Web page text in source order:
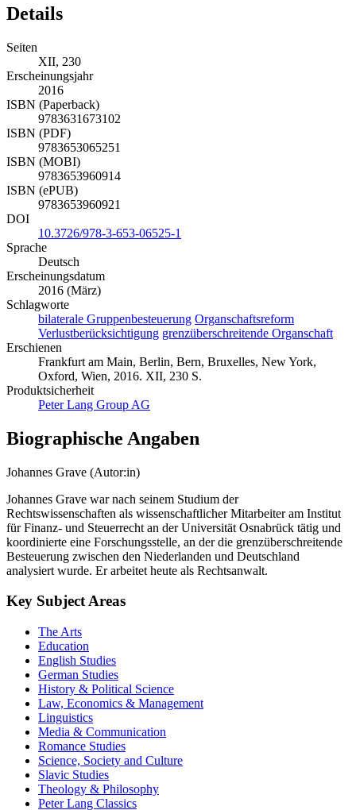
Details
Seiten
XII, 230
Erscheinungsjahr
2016
ISBN (Paperback)
9783631673102
ISBN (PDF)
9783653065251
ISBN (MOBI)
9783653960914
ISBN (ePUB)
9783653960921
DOI
10.3726/978-3-653-06525-1
Sprache
Deutsch
Erscheinungsdatum
2016 (März)
Schlagworte
bilaterale Gruppenbesteuerung Organschaftsreform
Verlustberücksichtigung grenzüberschreitende Organschaft
Erschienen
Frankfurt am Main, Berlin, Bern, Bruxelles, New York,
Oxford, Wien, 2016. XII, 230 S.
Produktsicherheit
Peter Lang Group AG
Biographische Angaben
Johannes Grave (Autor:in)
Johannes Grave war nach seinem Studium der
Rechtswissenschaften als wissenschaftlicher Mitarbeiter am Institut
für Finanz- und Steuerrecht an der Universität Osnabrück tätig und
koordinierte eine Forschungsstelle, an der die grenzüberschreitende
Besteuerung zwischen den Niederlanden und Deutschland
analysiert wurde. Er arbeitet heute als Rechtsanwalt.
Key Subject Areas
The Arts
Education
English Studies
German Studies
History & Political Science
Law, Economics & Management
Linguistics
Media & Communication
Romance Studies
Science, Society and Culture
Slavic Studies
Theology & Philosophy
Peter Lang Classics